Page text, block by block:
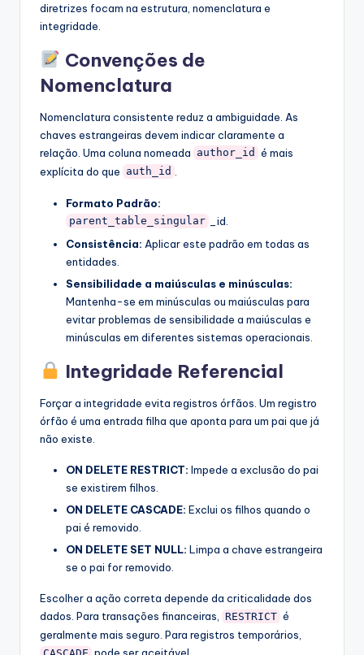
diretrizes focam na estrutura, nomenclatura e
integridade.
Convenções de
Nomenclatura
Nomenclatura consistente reduz a ambiguidade. As
chaves estrangeiras devem indicar claramente a
relação. Uma coluna nomeada author_id é mais
explícita do que auth_id
Formato Padrão:
parent_table_singular
_id.
Consistência: Aplicar este padrão em todas as
entidades.
Sensibilidade a maiúsculas e minúsculas:
Mantenha-se em minúsculas ou maiúsculas para
evitar problemas de sensibilidade a maiúsculas e
minúsculas em diferentes sistemas operacionais.
Integridade Referencial
Forçar a integridade evita registros órfãos. Um registro
órfão é uma entrada filha que aponta para um pai que já
não existe.
ON DELETE RESTRICT: Impede a exclusão do pai
se existirem filhos.
ON DELETE CASCADE: Exclui os filhos quando o
pai é removido.
ON DELETE SET NULL: Limpa a chave estrangeira
se o pai for removido.
Escolher a ação correta depende da criticalidade dos
dados. Para transações financeiras,
RESTRICT é
geralmente mais seguro. Para registros temporários,